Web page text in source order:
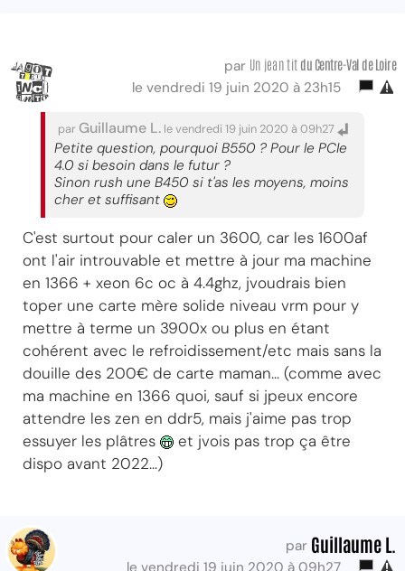
par Un jean tit du Centre-Val de Loire
le vendredi 19 juin 2020 à 23h15
par Guillaume L. le vendredi 19 juin 2020 à 09h27
Petite question, pourquoi B550 ? Pour le PCIe
4.0 si besoin dans le futur ?
Sinon rush une B450 si t'as les moyens, moins
cher et suffisant
C'est surtout pour caler un 3600, car les 1600af
ont l'air introuvable et mettre à jour ma machine
en 1366 + xeon 6c oc à 4.4ghz, jvoudrais bien
toper une carte mère solide niveau vrm pour y
mettre à terme un 3900x ou plus en étant
cohérent avec le refroidissement/etc mais sans la
douille des 200€ de carte maman... (comme avec
ma machine en 1366 quoi, sauf si jpeux encore
attendre les zen en ddr5, mais j'aime pas trop
essuyer les plâtres
et jvois pas trop ça être
dispo avant 2022...)
par Guillaume L.
le vendredi 19 juin 2020 à 09h27